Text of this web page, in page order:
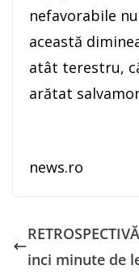
nefavorabile
această
atât terestru,
arătat
news.ro
inci minute de